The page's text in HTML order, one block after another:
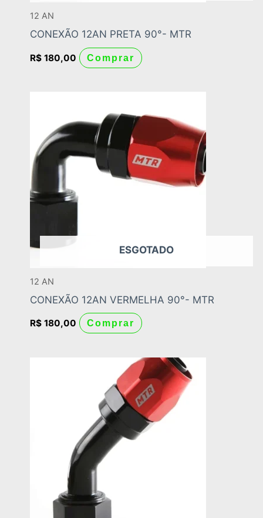
12 AN
CONEXÃO 12AN PRETA 90°- MTR
R$ 180,00 Comprar
ESGOTADO
12 AN
CONEXÃO 12AN VERMELHA 90°- MTR
R$ 180,00 Comprar